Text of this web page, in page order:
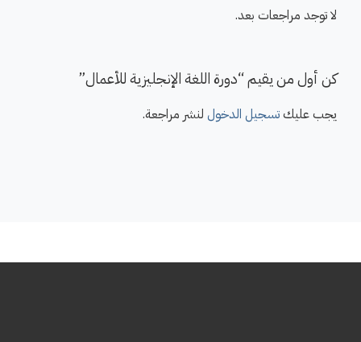
لا توجد مراجعات بعد.
كن أول من يقيم “دورة اللغة الإنجليزية للأعمال”
يجب عليكتسجيل الدخوللنشر مراجعة.